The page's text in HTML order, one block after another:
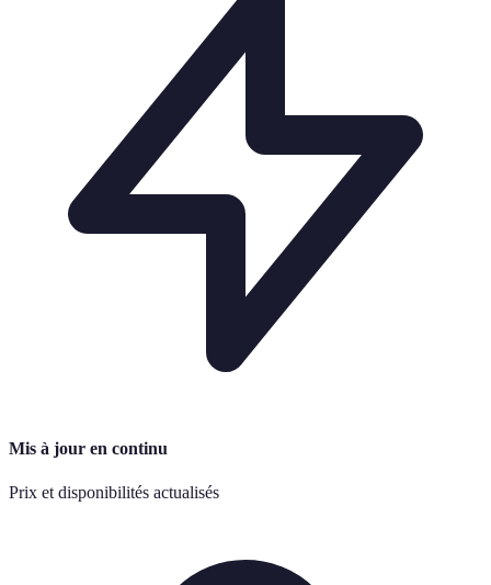
Mis à jour en continu
Prix et disponibilités actualisés